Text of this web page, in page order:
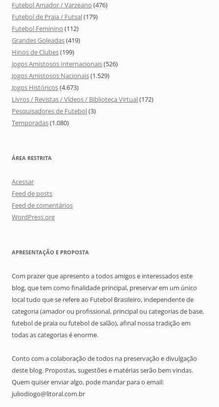
Futebol Amador / Varzeano (476)
Futebol de Praia / Futsal(179)
Futebol Feminino (112)
Grandes Goleadas(419)
Hinos de Clubes(199)
Jogos Amistosos Internacionais(526)
Jogos Amistosos Nacionais(1.529)
Jogos Históricos(4.673)
Livros / Revistas / Vídeos / Biblioteca Virtual(172)
Pesquisadores de Futebol(3)
Temporadas(1.080)
ÁREA RESTRITA
Acessar
Feed de posts
Feed de comentários
WordPress.org
APRESENTAÇÃO E PROPOSTA
Com prazer que apresento a todos amigos e interessados este
blog, que tem como finalidade principal, preservar em um único
local tudo que se refere ao Futebol Brasileiro, independente de
categoria (amador ou profissional, principal ou categorias de base,
futebol de praia ou futebol de salão), afinal nossa tradição em
todas as categorias é enorme.
Conto com a colaboração de todos na preservação e divulgação
deste blog. Propostas, sugestões e matérias serão bem vindas.
Quem quiser enviar algo, pode mandar para o email:
juliodiogo@litoral.com.br